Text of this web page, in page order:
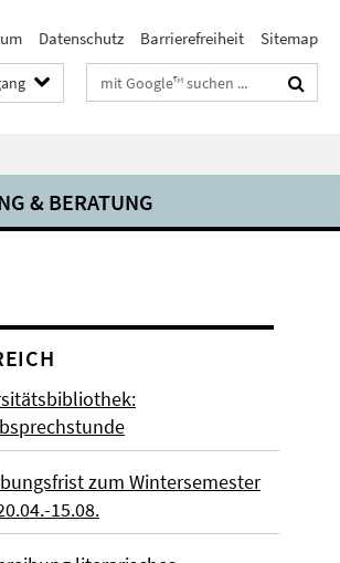
Datenschutz Barrierefreiheit Sitemap
Suchbegriffe
& BERATUNG
zum Wintersemester
15.08.